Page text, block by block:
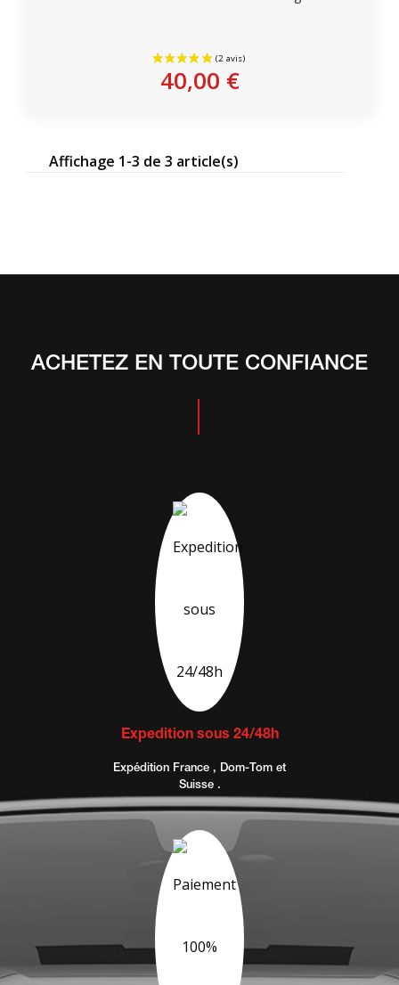
Personnaliser
40,00 €
Affichage 1-3 de 3 article(s)
ACHETEZ EN TOUTE CONFIANCE
Expedition sous 24/48h
Expédition France , Dom-Tom et
Suisse .